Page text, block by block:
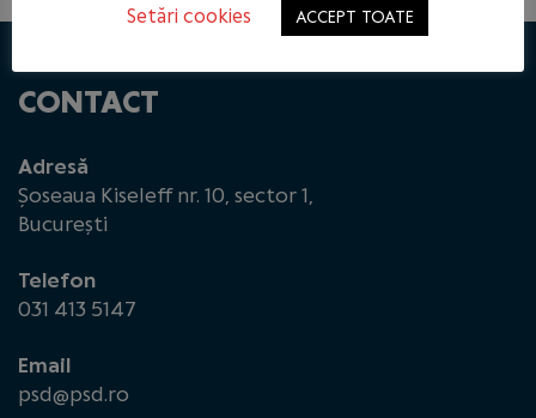
CONTACT
Adresă
Șoseaua Kiseleff nr. 10, sector 1,
București
Telefon
031 413 5147
Email
psd@psd.ro
Setări cookies
ACCEPT TOATE